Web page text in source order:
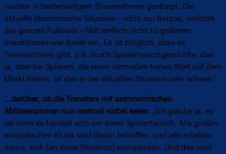
wurden in beiderseitigem Einvernehmen gestoppt. Die
aktuelle ökonomische Situation – nicht nur Barças, sondern
des ganzen Fußballs – lädt einfach nicht zu größeren
Investitionen wie dieser ein. Es ist möglich, dass es
Transaktionen gibt, z.B. durch Spielertauschgeschäfte, das
ja, aber bei Spielern, die einen dermaßen hohen Wert auf dem
Markt haben, ist das in der aktuellen Situation sehr schwer.“
…darüber, ob die Transfers mit astronomischen
Ablösesummen nun erstmal vorbei seien: „Ich glaube ja, es
sei denn es handelt sich um einen Spielertausch. Alle großen
europäischen Klubs sind davon betroffen, und alle arbeiten
daran, sich [an diese Situation] anzupassen. Und das wird